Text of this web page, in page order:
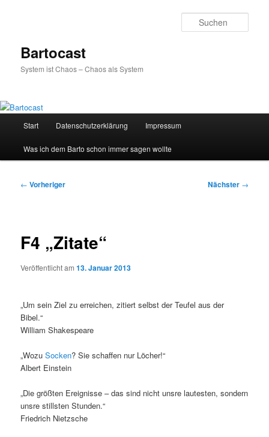
Bartocast
System ist Chaos – Chaos als System
Start Datenschutzerklärung Impressum
Was ich dem Barto schon immer sagen wollte
Beitragsnavigation
← Vorheriger Nächster →
F4 „Zitate“
Veröffentlicht am13. Januar 2013
„Um sein Ziel zu erreichen, zitiert selbst der Teufel aus der
Bibel.“
William Shakespeare
„WozuSocken? Sie schaffen nur Löcher!“
Albert Einstein
„Die größten Ereignisse – das sind nicht unsre lautesten, sondern
unsre stillsten Stunden.“
Friedrich Nietzsche